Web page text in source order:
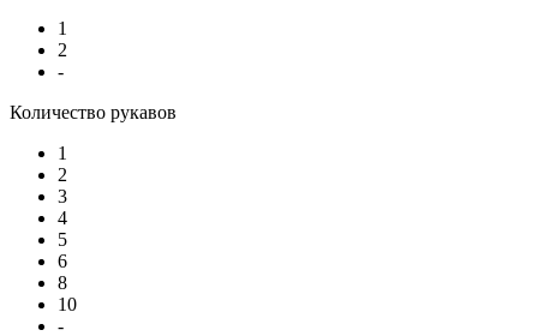
1
2
-
Количество рукавов
1
2
3
4
5
6
8
10
-